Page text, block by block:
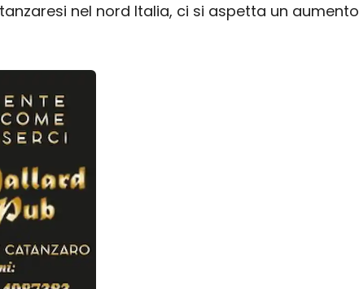
nel nord Italia, ci si aspetta un aumento